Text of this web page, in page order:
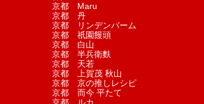
京都 Maru
京都 丹
京都 リンデンバーム
京都 祇園饅頭
京都 白山
京都 半兵衛麩
京都 天若
京都 上賀茂 秋山
京都 京の推しレシピ
京都 而今 平たて